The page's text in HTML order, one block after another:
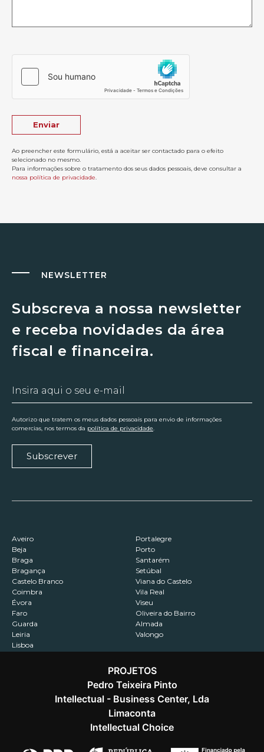
Ao preencher este formulário, está a aceitar ser contactado para o efeito
selecionado no mesmo.
Para informações sobre o tratamento dos seus dados pessoais, deve consultar a
nossa política de privacidade.
NEWSLETTER
Subscreva a nossa newsletter
e receba novidades da área
fiscal e financeira.
Autorizo que tratem os meus dados pessoais para envio de informações
comercias, nos termos da política de privacidade.
Subscrever
Aveiro
Beja
Braga
Bragança
Castelo Branco
Coimbra
Évora
Faro
Guarda
Leiria
Lisboa
Portalegre
Porto
Santarém
Setúbal
Viana do Castelo
Vila Real
Viseu
Oliveira do Bairro
Almada
Valongo
Contactos Recrutamento Política de Privacidade
PROJETOS
Pedro Teixeira Pinto
Intellectual - Business Center, Lda
Limaconta
Intellectual Choice